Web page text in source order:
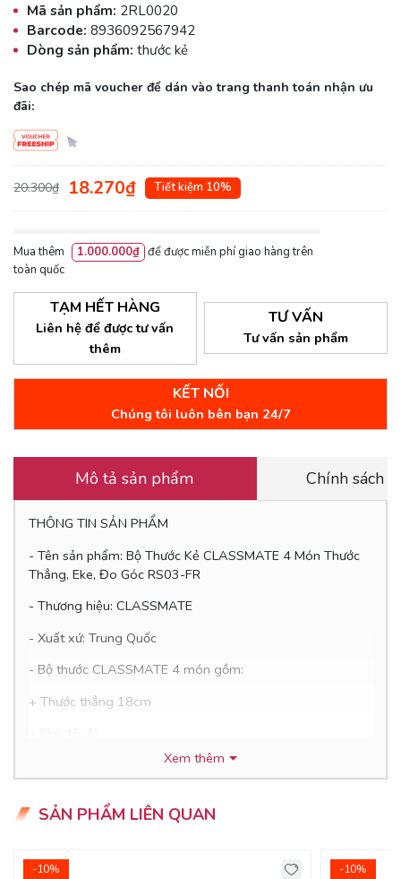
Mã sản phẩm: 2RL0020
Barcode: 8936092567942
Dòng sản phẩm: thước kẻ
Sao chép mã voucher để dán vào trang thanh toán nhận ưu
đãi:
20.300₫ 18.270₫ Tiết kiệm 10%
Mua thêm 1.000.000₫ để được miễn phí giao hàng trên
toàn quốc
TẠM HẾT HÀNG
Liên hệ để được tư vấn
thêm
TƯ VẤN
Tư vấn sản phẩm
KẾT NỐI
Chúng tôi luôn bên bạn 24/7
Mô tả sản phẩm Chính sách
THÔNG TIN SẢN PHẨM
- Tên sản phẩm: Bộ Thước Kẻ CLASSMATE 4 Món Thước
Thẳng, Eke, Đo Góc RS03-FR
- Thương hiệu: CLASSMATE
- Xuất xứ: Trung Quốc
- Bộ thước CLASSMATE 4 món gồm:
+ Thước thẳng 18cm
ƯU ĐIỂM CỦA SẢN PHẨM
- Sản Phẩm thước bộ Classmate là hàng Việt nam.
Xem thêm
SẢN PHẨM LIÊN QUAN
-10% -10%